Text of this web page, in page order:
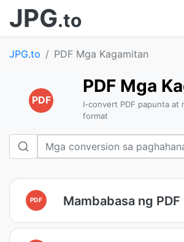
JPG.to
JPG.to PDF Mga Kagamitan
PDF
PDF Mga
I-convert PDF papunta at
format
PDF Mambabasa ng PDF